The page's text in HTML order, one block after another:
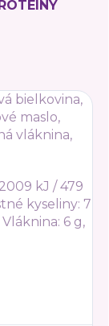
bielkovina,
maslo,
vláknina,
kJ / 479
kyseliny: 7
6 g,